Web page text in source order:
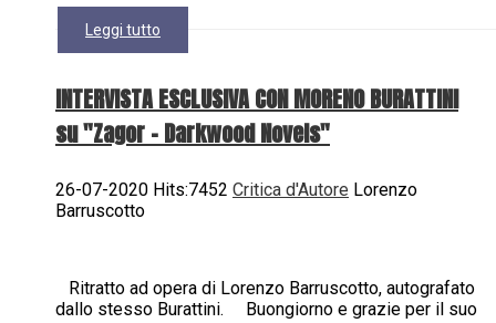
Leggi tutto
INTERVISTA ESCLUSIVA CON MORENO BURATTINI
su "Zagor - Darkwood Novels"
26-07-2020 Hits:7452 Critica d'Autore Lorenzo
Barruscotto
Ritratto ad opera di Lorenzo Barruscotto, autografato
dallo stesso Burattini. Buongiorno e grazie per il suo